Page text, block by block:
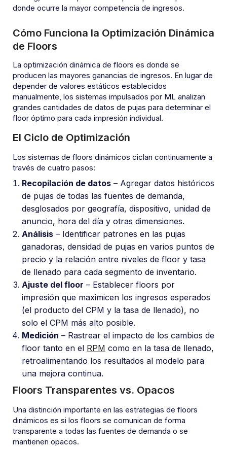
donde ocurre la mayor competencia de ingresos.
Cómo Funciona la Optimización Dinámica
de Floors
La optimización dinámica de floors es donde se
producen las mayores ganancias de ingresos. En lugar de
depender de valores estáticos establecidos
manualmente, los sistemas impulsados por ML analizan
grandes cantidades de datos de pujas para determinar el
floor óptimo para cada impresión individual.
El Ciclo de Optimización
Los sistemas de floors dinámicos ciclan continuamente a
través de cuatro pasos:
Recopilación de datos – Agregar datos históricos
de pujas de todas las fuentes de demanda,
desglosados por geografía, dispositivo, unidad de
anuncio, hora del día y otras dimensiones.
Análisis – Identificar patrones en las pujas
ganadoras, densidad de pujas en varios puntos de
precio y la relación entre niveles de floor y tasa
de llenado para cada segmento de inventario.
Ajuste del floor – Establecer floors por
impresión que maximicen los ingresos esperados
(el producto del CPM y la tasa de llenado), no
solo el CPM más alto posible.
Medición – Rastrear el impacto de los cambios de
floor tanto en el RPM como en la tasa de llenado,
retroalimentando los resultados al modelo para
una mejora continua.
Floors Transparentes vs. Opacos
Una distinción importante en las estrategias de floors
dinámicos es si los floors se comunican de forma
transparente a todas las fuentes de demanda o se
mantienen opacos.